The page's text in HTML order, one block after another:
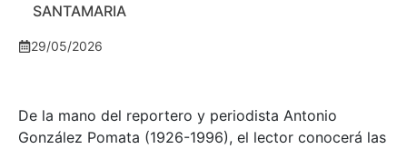
SANTAMARIA
29/05/2026
De la mano del reportero y periodista Antonio
González Pomata (1926-1996), el lector conocerá las